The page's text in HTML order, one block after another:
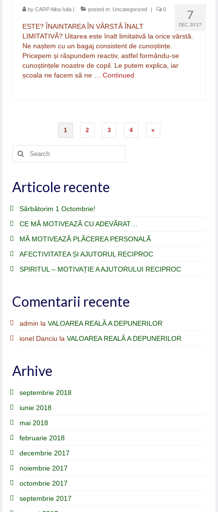
7
DEC. 2017
by CARP Alba Iulia posted in: Uncategorized 0
ESTE? ÎNAINTAREA ÎN VÂRSTĂ ÎNALT
LIMITATIVĂ? Uitarea este înalt limitativă la orice vârstă.
Ne naștem cu un bagaj consistent de cunoștințe.
Pricepem și răspundem reactiv, astfel formându-se
cunoștințele noastre de copil. Le putem explica, iar
școala ne facem să ne … Continued
Paginație
articole
1 2 3 4 »
Search
for:
Articole recente
Sărbătorim 1 Octombrie!
CE MĂ MOTIVEAZĂ CU ADEVĂRAT…
MĂ MOTIVEAZĂ PLĂCEREA PERSONALĂ
AFECTIVITATEA ȘI AJUTORUL RECIPROC
SPIRITUL – MOTIVAȚIE A AJUTORULUI RECIPROC
Comentarii recente
admin la VALOAREA REALĂ A DEPUNERILOR
ionel Danciu la VALOAREA REALĂ A DEPUNERILOR
Arhive
septembrie 2018
iunie 2018
mai 2018
februarie 2018
decembrie 2017
noiembrie 2017
octombrie 2017
septembrie 2017